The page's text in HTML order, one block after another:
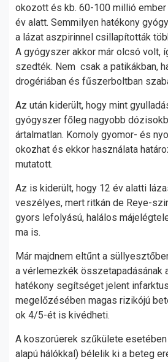
okozott és kb. 60-100 millió
év alatt. Semmilyen hatékony
a lázat aszpirinnel csillapították
A gyógyszer akkor már olcsó volt,
szedték. Nem csak a patikákban,
drogériában és fűszerboltban
Az után kiderült, hogy mint
gyógyszer főleg nagyobb
ártalmatlan. Komoly gyomor- és
okozhat és ekkor használata
mutatott.
Az is kiderült, hogy 12 év alatti
veszélyes, mert ritkán de Reye-
gyors lefolyású, halálos
ma is.
Már majdnem eltűnt a
a vérlemezkék összetapadásának
hatékony segítséget jelent
megelőzésében magas rizikójú
ok 4/5-ét is kivédheti.
A koszorúerek szűkülete
alapú hálókkal) bélelik ki a beteg